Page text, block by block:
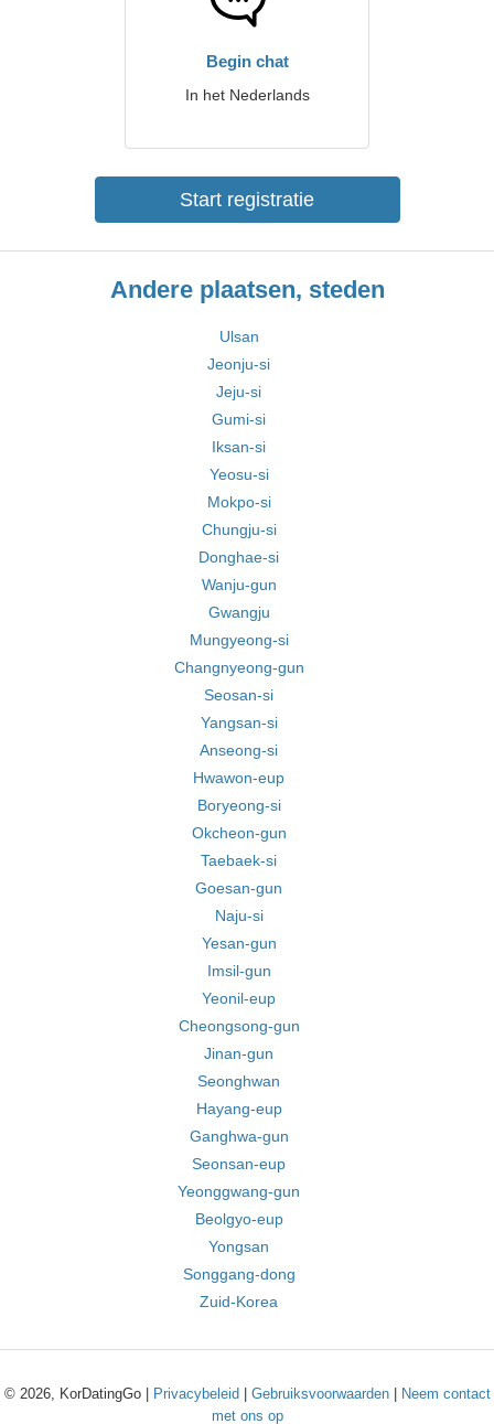
Begin chat
In het Nederlands
Start registratie
Andere plaatsen, steden
Ulsan
Jeonju-si
Jeju-si
Gumi-si
Iksan-si
Yeosu-si
Mokpo-si
Chungju-si
Donghae-si
Wanju-gun
Gwangju
Mungyeong-si
Changnyeong-gun
Seosan-si
Yangsan-si
Anseong-si
Hwawon-eup
Boryeong-si
Okcheon-gun
Taebaek-si
Goesan-gun
Naju-si
Yesan-gun
Imsil-gun
Yeonil-eup
Cheongsong-gun
Jinan-gun
Seonghwan
Hayang-eup
Ganghwa-gun
Seonsan-eup
Yeonggwang-gun
Beolgyo-eup
Yongsan
Songgang-dong
Zuid-Korea
© 2026, KorDatingGo | Privacybeleid Gebruiksvoorwaarden|
Neem contact
met ons op